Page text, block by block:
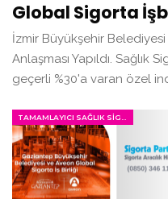
Global Sigorta
İzmir Büyükşehir
Anlaşması Yapıldı. Sağlık
geçerli %30'a varan özel
TAMAMLAYICI SAĞLIK SIGORTASI